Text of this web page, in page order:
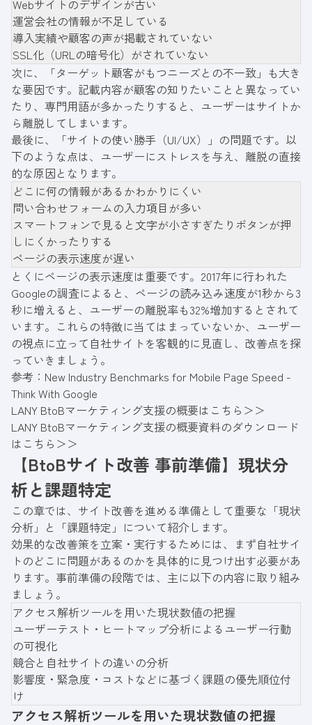
Webサイトのデザインが古い
運営会社の情報が不足している
導入実績や顧客の声が掲載されていない
SSL化（URLの暗号化）がされていない
次に、「ターゲット顧客がもつニーズとの不一致」も大き
な要因です。記載内容が顧客の知りたいことと異なってい
たり、専門用語が多かったりすると、ユーザーはサイトか
ら離脱してしまいます。
最後に、「サイトの使い勝手（UI/UX）」の問題です。以
下のような点は、ユーザーにストレスを与え、離脱の直接
的な原因となります。
どこに何の情報があるかわかりにくい
問い合わせフォームの入力項目が多い
スマートフォンで見ると文字が小さすぎたりボタンが押
しにくかったりする
ページの表示速度が遅い
とくにページの表示速度は重要です。2017年に行われた
Googleの調査によると、ページの読み込み速度が1秒から3
秒に増えると、ユーザーの離脱率も32%増加するとされて
います。これらの特徴に当てはまっていないか、ユーザー
の視点に立って自社サイトを客観的に見直し、改善点を探
っていきましょう。
参考： New Industry Benchmarks for Mobile Page Speed -
Think With Google
LANY BtoBマーケティング支援の概要はこちら＞＞
LANY BtoBマーケティング支援の概要資料のダウンロード
はこちら＞＞
【BtoBサイト改善 事前準備】現状分
析と課題特定
この章では、サイト改善を進める準備として重要な「現状
分析」と「課題特定」について紹介します。
効果的な改善策を立案・実行するためには、まず自社サイ
トのどこに問題があるのかを具体的に見つけ出す必要があ
ります。事前準備の段階では、主に以下の内容に取り組み
ましょう。
アクセス解析ツールを用いた現状数値の把握
ユーザーテスト・ヒートマップ分析によるユーザー行動
の可視化
競合と自社サイトの違いの分析
影響度・緊急度・コストなどに基づく課題の優先順位付
け
アクセス解析ツールを用いた現状数値の把握